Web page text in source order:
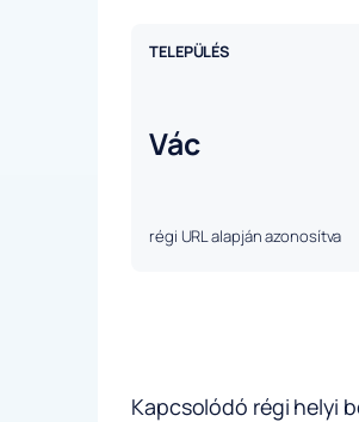
TELEPÜLÉS
Vác
régi URL alapján azonosítva
Kapcsolódó régi helyi